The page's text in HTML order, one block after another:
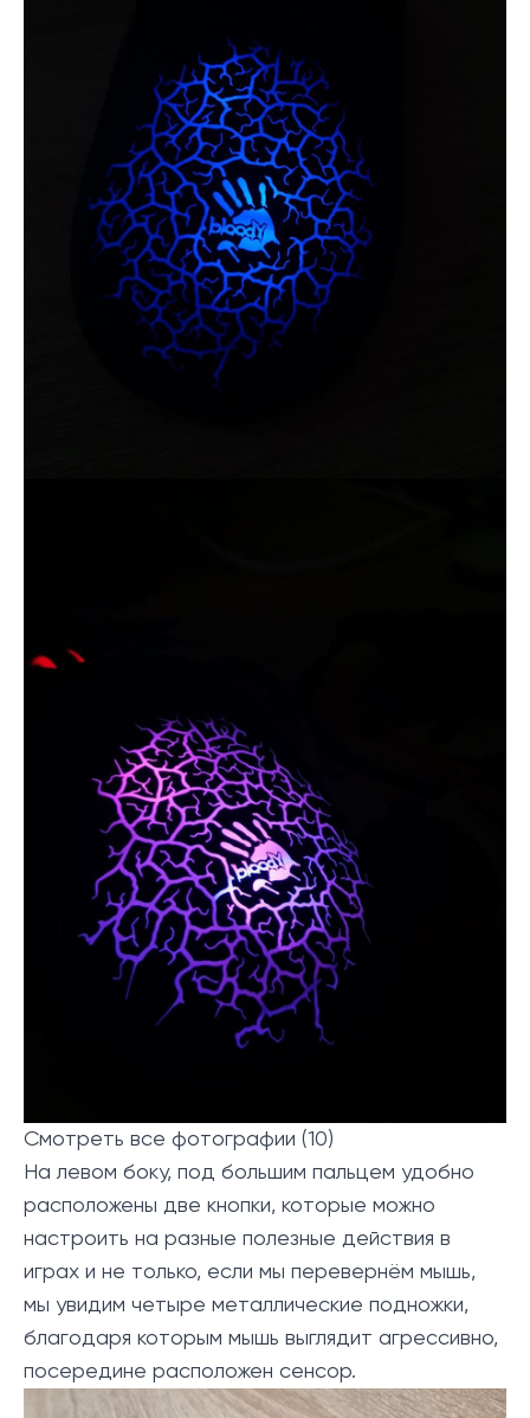
Смотреть все фотографии (10)
На левом боку, под большим пальцем удобно
расположены две кнопки, которые можно
настроить на разные полезные действия в
играх и не только, если мы перевернём мышь,
мы увидим четыре металлические подножки,
благодаря которым мышь выглядит агрессивно,
посередине расположен сенсор.